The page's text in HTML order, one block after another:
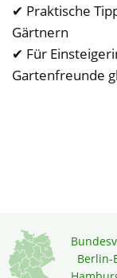
✔ Praktische
Gärtnern
✔ Für
Gartenfreunde
Berlin-